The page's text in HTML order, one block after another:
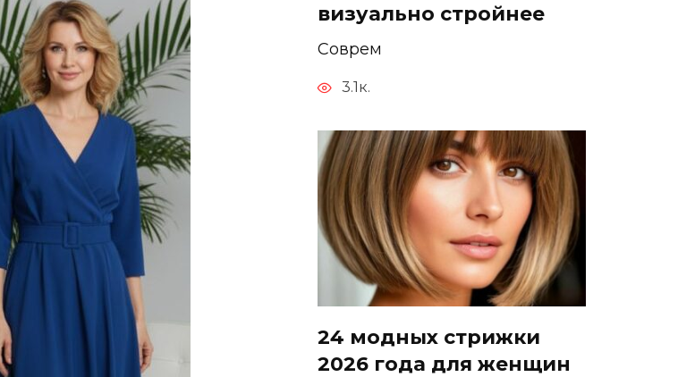
визуально стройнее
Соврем
3.1к.
24 модных стрижки
2026 года для женщин